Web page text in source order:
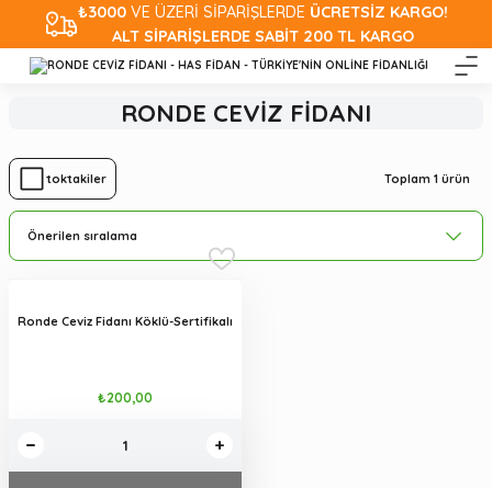
₺3000VE ÜZERİ SİPARİŞLERDE ÜCRETSİZ KARGO!
ALT SİPARİŞLERDE SABİT 200 TL KARGO
RONDE CEVİZ FİDANI
Stoktakiler Toplam 1 ürün
Ronde Ceviz Fidanı Köklü-Sertifikalı
₺200,00